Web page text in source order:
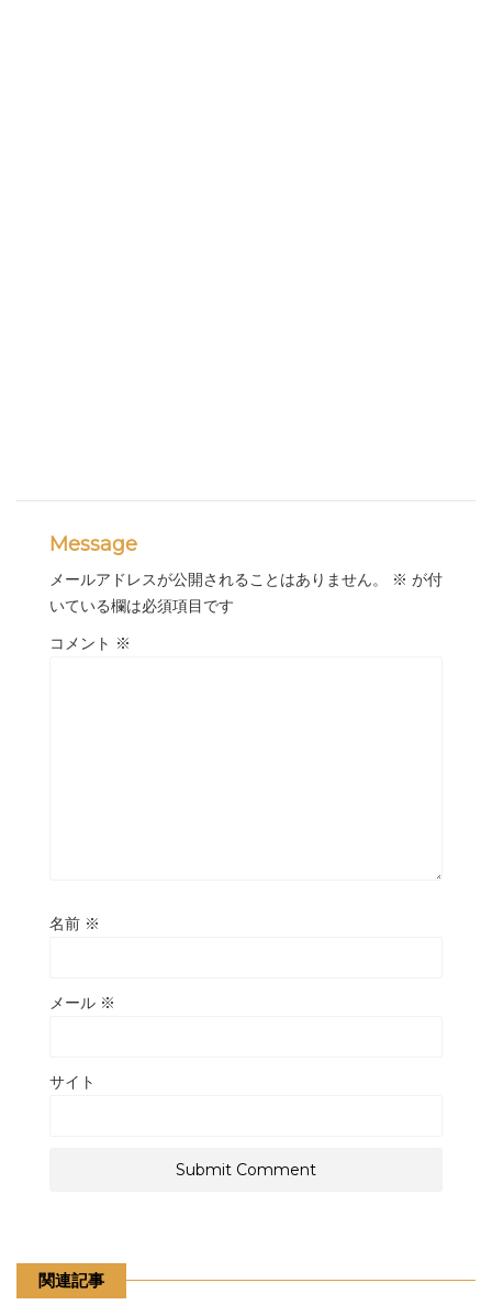
Message
メールアドレスが公開されることはありません。 ※ が付
いている欄は必須項目です
コメント ※
名前 ※
メール ※
サイト
関連記事